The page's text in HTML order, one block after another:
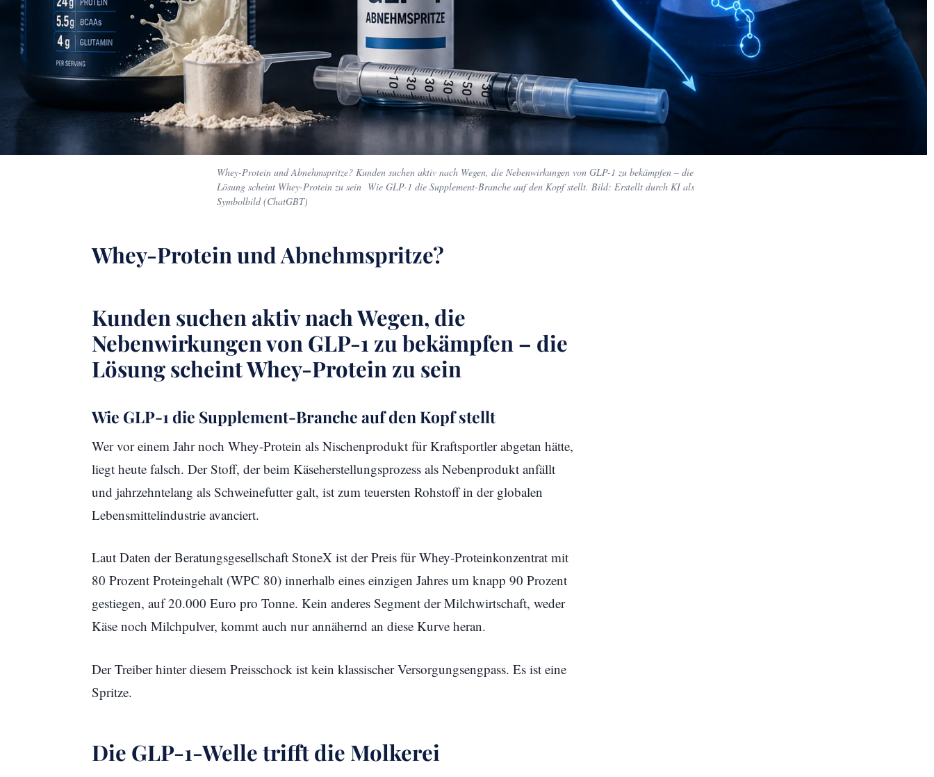
Whey-Protein und Abnehmspritze? Kunden suchen aktiv nach Wegen, die Nebenwirkungen von GLP-1 zu bekämpfen – die
Lösung scheint Whey-Protein zu sein Wie GLP-1 die Supplement-Branche auf den Kopf stellt. Bild: Erstellt durch KI als
Symbolbild (ChatGBT)
Whey-Protein und Abnehmspritze?
Kunden suchen aktiv nach Wegen, die
Nebenwirkungen von GLP-1 zu bekämpfen – die
Lösung scheint Whey-Protein zu sein
Wie GLP-1 die Supplement-Branche auf den Kopf stellt
Wer vor einem Jahr noch Whey-Protein als Nischenprodukt für Kraftsportler abgetan hätte,
liegt heute falsch. Der Stoff, der beim Käseherstellungsprozess als Nebenprodukt anfällt
und jahrzehntelang als Schweinefutter galt, ist zum teuersten Rohstoff in der globalen
Lebensmittelindustrie avanciert.
Laut Daten der Beratungsgesellschaft StoneX ist der Preis für Whey-Proteinkonzentrat mit
80 Prozent Proteingehalt (WPC 80) innerhalb eines einzigen Jahres um knapp 90 Prozent
gestiegen, auf 20.000 Euro pro Tonne. Kein anderes Segment der Milchwirtschaft, weder
Käse noch Milchpulver, kommt auch nur annähernd an diese Kurve heran.
Der Treiber hinter diesem Preisschock ist kein klassischer Versorgungsengpass. Es ist eine
Spritze.
Die GLP-1-Welle trifft die Molkerei